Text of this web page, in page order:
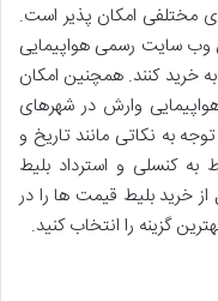
مختلفی امکان پذیر است.
وب سایت رسمی هواپیمایی
خرید کنند. همچنین امکان
وارش در شهرهای
به نکاتی مانند تاریخ و
به کنسلی و استرداد بلیط
خرید بلیط قیمت ها را در
گزینه را انتخاب کنید.